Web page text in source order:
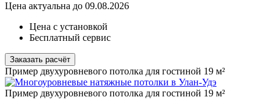
Цена актуальна до 09.08.2026
Цена с установкой
Бесплатный сервис
Заказать расчёт
Пример двухуровневого потолка для гостиной 19 м²
Пример двухуровневого потолка для гостиной 19 м²